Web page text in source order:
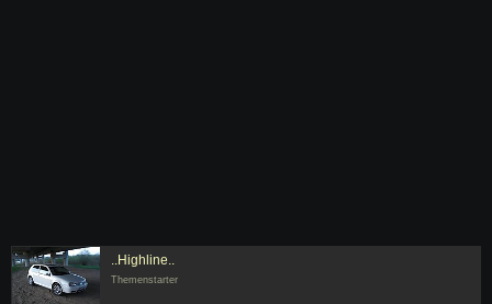
..Highline..
Themenstarter